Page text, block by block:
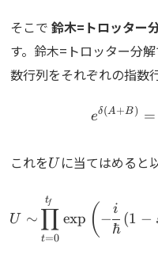
そこで鈴木=トロッター
す。鈴木=トロッター分
数行列をそれぞれの指数
eδ(A+B) =
これをU
U に当てはめると
U ∼
t=0
∏
tf
exp ( −
ℏ
i
(1 −